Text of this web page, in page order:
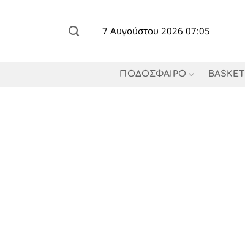
7 Αυγούστου 2026 07:05
ΠΟΔΟΣΦΑΙΡΟ BASKET